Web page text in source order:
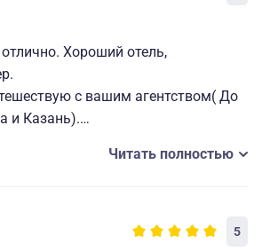
с вашим агентством( До
и Казань).
Читать полностью
5